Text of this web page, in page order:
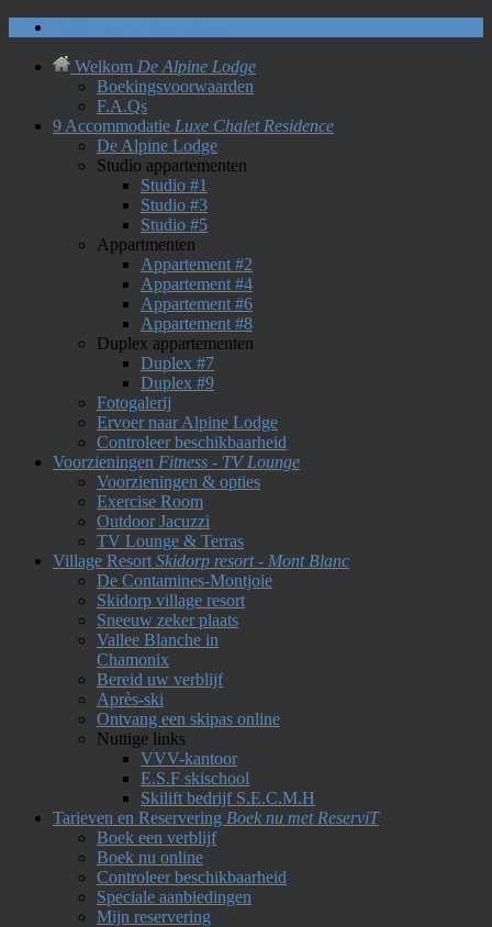
Welkom De Alpine Lodge
Boekingsvoorwaarden
F.A.Qs
9 Accommodatie Luxe Chalet Residence
De Alpine Lodge
Studio appartementen
Studio #1
Studio #3
Studio #5
Appartmenten
Appartement #2
Appartement #4
Appartement #6
Appartement #8
Duplex appartementen
Duplex #7
Duplex #9
Fotogalerij
Ervoer naar Alpine Lodge
Controleer beschikbaarheid
Voorzieningen Fitness - TV Lounge
Voorzieningen & opties
Exercise Room
Outdoor Jacuzzi
TV Lounge & Terras
Village Resort Skidorp resort - Mont Blanc
De Contamines-Montjoie
Skidorp village resort
Sneeuw zeker plaats
Vallee Blanche in
Chamonix
Bereid uw verblijf
Après-ski
Ontvang een skipas online
Nuttige links
VVV-kantoor
E.S.F skischool
Skilift bedrijf S.E.C.M.H
Tarieven en Reservering Boek nu met ReserviT
Boek een verblijf
Boek nu online
Controleer beschikbaarheid
Speciale aanbiedingen
Mijn reservering